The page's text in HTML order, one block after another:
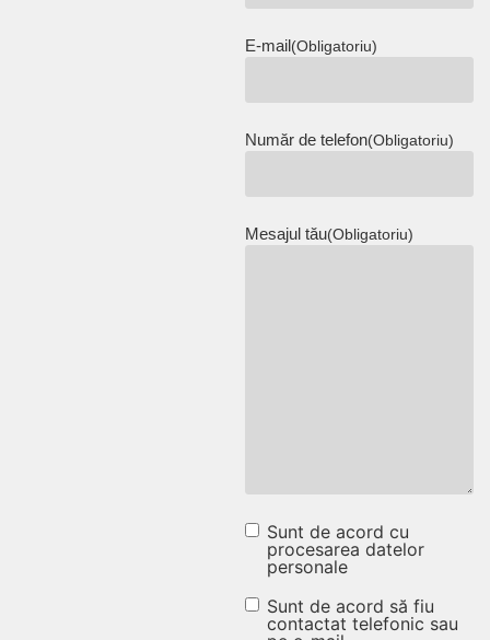
E-mail(Obligatoriu)
Număr de telefon(Obligatoriu)
Mesajul tău(Obligatoriu)
Sunt de acord cu
procesarea
datelor
Sunt de acord cu
procesarea datelor
personale
Sunt de
Sunt de acord să fiu
contactat telefonic sau